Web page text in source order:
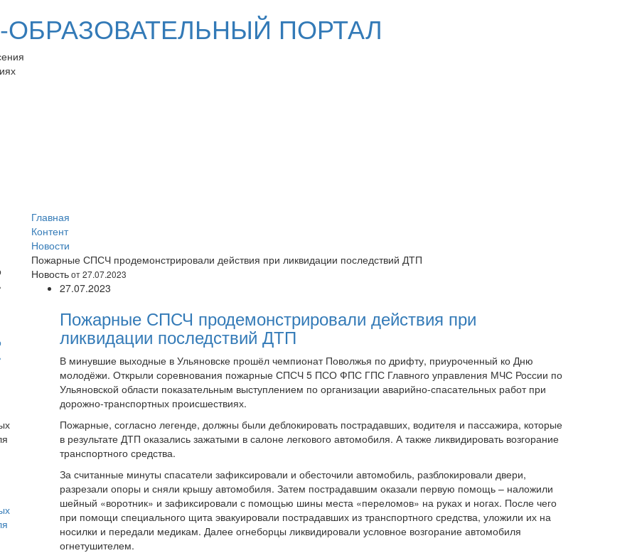
ПОРТАЛ
Главная
Контент
Новости
Пожарные СПСЧ продемонстрировали действия при ликвидации последствий ДТП
Новостьот 27.07.2023
27.07.2023
Пожарные СПСЧ продемонстрировали действия при
ликвидации последствий ДТП
В минувшие выходные в Ульяновске прошёл чемпионат Поволжья по дрифту, приуроченный ко Дню
молодёжи. Открыли соревнования пожарные СПСЧ 5 ПСО ФПС ГПС Главного управления МЧС России по
Ульяновской области показательным выступлением по организации аварийно-спасательных работ при
дорожно-транспортных происшествиях.
Пожарные, согласно легенде, должны были деблокировать пострадавших, водителя и пассажира, которые
в результате ДТП оказались зажатыми в салоне легкового автомобиля. А также ликвидировать возгорание
транспортного средства.
За считанные минуты спасатели зафиксировали и обесточили автомобиль, разблокировали двери,
разрезали опоры и сняли крышу автомобиля. Затем пострадавшим оказали первую помощь – наложили
шейный «воротник» и зафиксировали с помощью шины места «переломов» на руках и ногах. После чего
при помощи специального щита эвакуировали пострадавших из транспортного средства, уложили их на
носилки и передали медикам. Далее огнеборцы ликвидировали условное возгорание автомобиля
огнетушителем.